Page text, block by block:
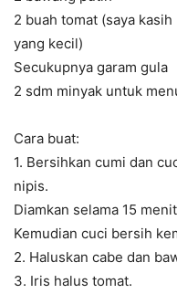
2 buah tomat (saya
yang kecil)
Secukupnya garam gula
2 sdm minyak untuk
Cara buat:
1. Bersihkan cumi dan
nipis.
Diamkan selama 15 menit
Kemudian cuci bersih
2. Haluskan cabe dan
3. Iris halus tomat.